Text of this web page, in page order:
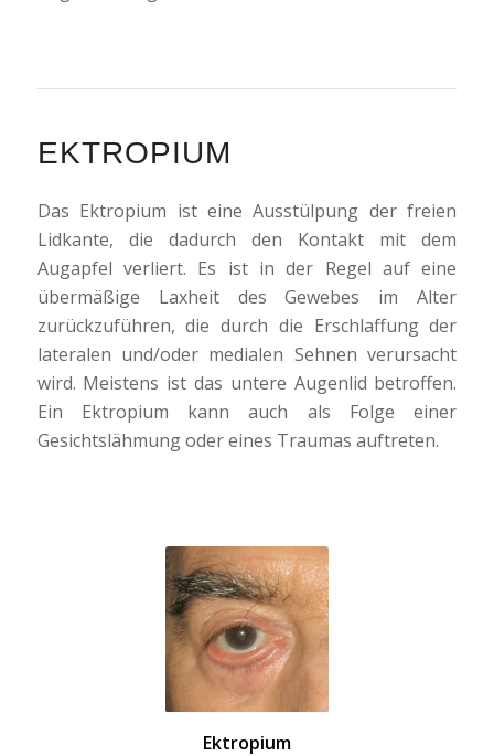
EKTROPIUM
Das Ektropium ist eine Ausstülpung der freien
Lidkante, die dadurch den Kontakt mit dem
Augapfel verliert. Es ist in der Regel auf eine
übermäßige Laxheit des Gewebes im Alter
zurückzuführen, die durch die Erschlaffung der
lateralen und/oder medialen Sehnen verursacht
wird. Meistens ist das untere Augenlid betroffen.
Ein Ektropium kann auch als Folge einer
Gesichtslähmung oder eines Traumas auftreten.
Ektropium